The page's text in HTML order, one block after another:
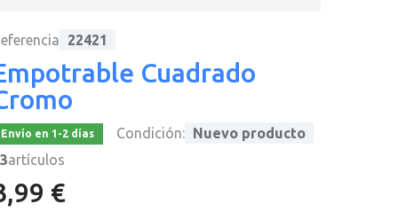
22421
Cuadrado
Envío en 1-2 días Condición: Nuevo producto
artículos
€